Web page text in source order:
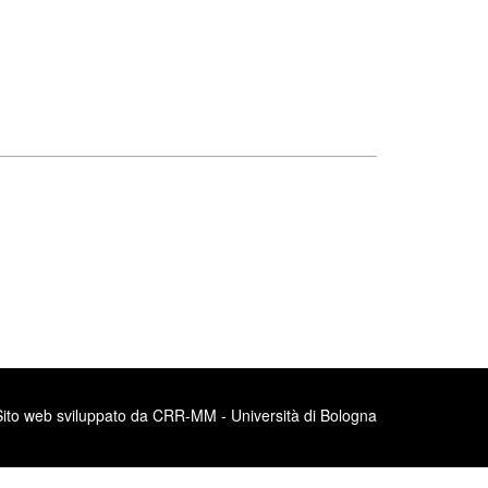
web sviluppato da CRR-MM - Università di Bologna